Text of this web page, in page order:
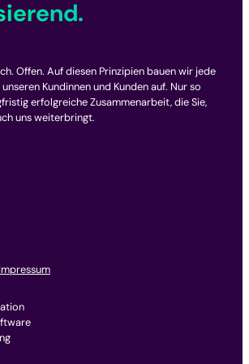
Offen. Auf diesen Prinzipien bauen wir jede
Kundinnen und Kunden auf. Nur so
erfolgreiche Zusammenarbeit, die Sie,
uns weiterbringt.
Impressum